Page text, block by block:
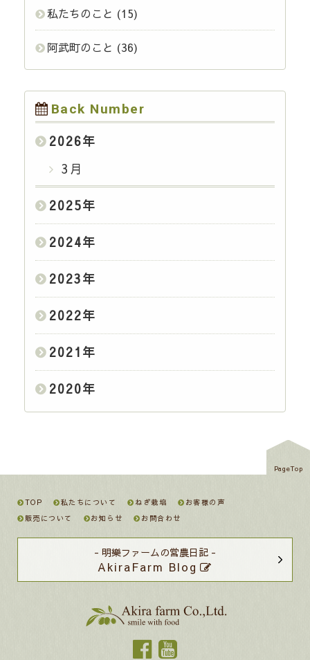
私たちのこと (15)
阿武町のこと (36)
Back Number
2026年
3月
2025年
2024年
2023年
2022年
2021 年
2020年
PageTop
TOP 私たちについて ねぎ栽培
お客様の声
販売について
お知らせ お問合わせ
- 明樂ファームの営農日記 -
AkiraFarm Blog